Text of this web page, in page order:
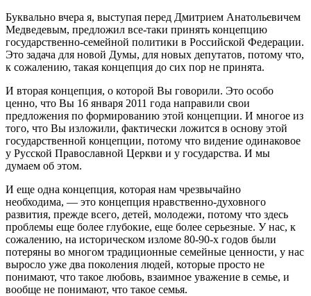
Буквально вчера я, выступая перед Дмитрием Анатольевичем
Медведевым, предложил все-таки принять концепцию
государственно-семейной политики в Российской Федерации.
Это задача для новой Думы, для новых депутатов, потому что,
к сожалению, такая концепция до сих пор не принята.
И вторая концепция, о которой Вы говорили. Это особо
ценно, что Вы 16 января 2011 года направили свои
предложения по формированию этой концепции. И многое из
того, что Вы изложили, фактически ложится в основу этой
государственной концепции, потому что видение одинаковое
у Русской Православной Церкви и у государства. И мы
думаем об этом.
И еще одна концепция, которая нам чрезвычайно
необходима, — это концепция нравственно-духовного
развития, прежде всего, детей, молодежи, потому что здесь
проблемы еще более глубокие, еще более серьезные. У нас, к
сожалению, на историческом изломе 80-90-х годов были
потеряны во многом традиционные семейные ценности, у нас
выросло уже два поколения людей, которые просто не
понимают, что такое любовь, взаимное уважение в семье, и
вообще не понимают, что такое семья.